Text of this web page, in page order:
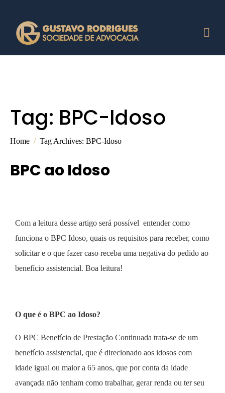
Tag: BPC-Idoso
Home Tag Archives: BPC-Idoso
BPC ao Idoso
Com a leitura desse artigo será possível entender como
funciona o BPC Idoso, quais os requisitos para receber, como
solicitar e o que fazer caso receba uma negativa do pedido ao
benefício assistencial. Boa leitura!
O que é o BPC ao Idoso?
O BPC Benefício de Prestação Continuada trata-se de um
benefício assistencial, que é direcionado aos idosos com
idade igual ou maior a 65 anos, que por conta da idade
avançada não tenham como trabalhar, gerar renda ou ter seu